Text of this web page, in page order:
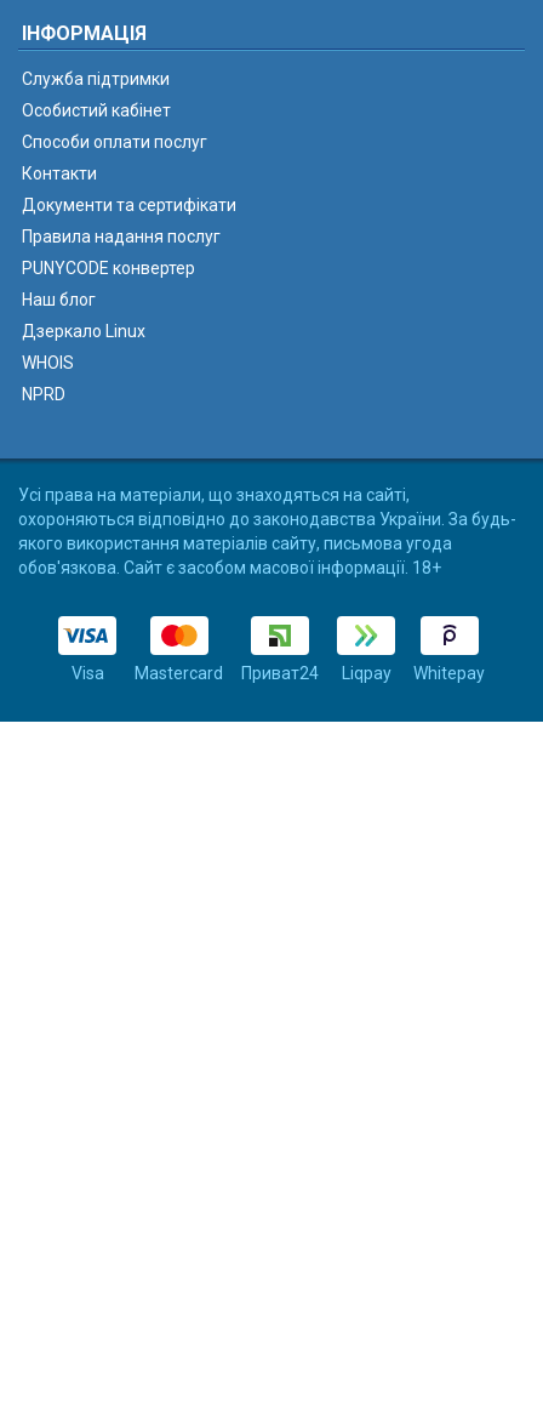
ІНФОРМАЦІЯ
Служба підтримки
Особистий кабінет
Способи оплати послуг
Контакти
Документи та сертифікати
Правила надання послуг
PUNYCODE конвертер
Наш блог
Дзеркало Linux
WHOIS
NPRD
Усі права на матеріали, що знаходяться на сайті,
охороняються відповідно до законодавства України. За будь-
якого використання матеріалів сайту, письмова угода
обов'язкова. Сайт є засобом масової інформації. 18+
Visa Mastercard Приват24 Liqpay Whitepay